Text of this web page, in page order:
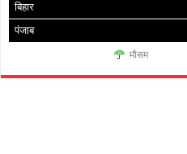
बिहार
पंजाब
मौसम